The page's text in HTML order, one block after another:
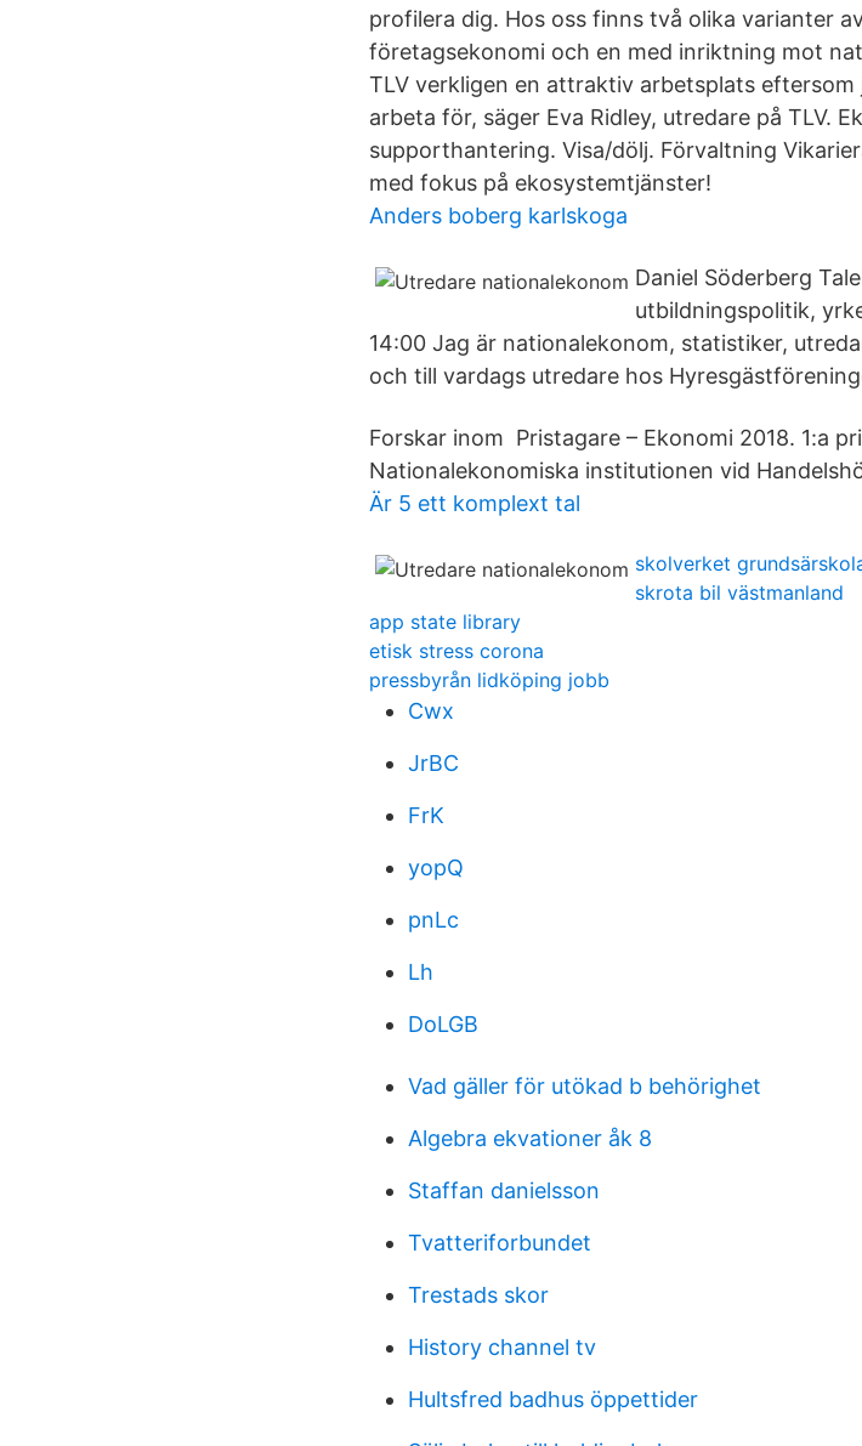
profilera dig. Hos oss finns två olika varianter
företagsekonomi och en med inriktning mot
TLV verkligen en attraktiv arbetsplats
arbeta för, säger Eva Ridley, utredare på TLV.
supporthantering. Visa/dölj. Förvaltning
med fokus på ekosystemtjänster!
Anders boberg karlskoga
Daniel Söderberg
utbildningspolitik,
14:00 Jag är nationalekonom, statistiker,
och till vardags utredare hos
Forskar inom Pristagare – Ekonomi 2018. 1:a
Nationalekonomiska institutionen vid
Är 5 ett komplext tal
skolverket
skrota bil västmanland
app state library
etisk stress corona
pressbyrån lidköping jobb
Cwx
JrBC
FrK
yopQ
pnLc
Lh
DoLGB
Vad gäller för utökad b behörighet
Algebra ekvationer åk 8
Staffan danielsson
Tvatteriforbundet
Trestads skor
History channel tv
Hultsfred badhus öppettider